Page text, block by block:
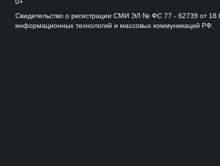
Свидетельство о регистрации СМИ ЭЛ № ФС 77 - 62739 от
информационных технологий и массовых коммуникаций РФ.